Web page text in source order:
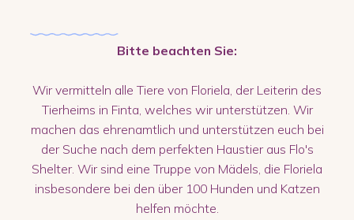
Bitte beachten Sie:
Wir vermitteln alle Tiere von Floriela, der Leiterin des
Tierheims in Finta, welches wir unterstützen. Wir
machen das ehrenamtlich und unterstützen euch bei
der Suche nach dem perfekten Haustier aus Flo's
Shelter. Wir sind eine Truppe von Mädels, die Floriela
insbesondere bei den über 100 Hunden und Katzen
helfen möchte.